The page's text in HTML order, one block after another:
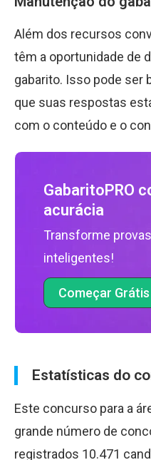
Além dos recursos
têm a oportunidade de
gabarito. Isso pode ser
que suas respostas
com o conteúdo e o
GabaritoPRO
acurácia
Transforme
inteligentes!
Começar Grátis
Estatísticas do
Este concurso para a
grande número de
registrados 10.471